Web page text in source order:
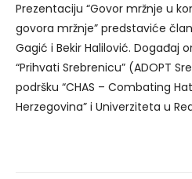
Prezentaciju “Govor mržnje u
govora mržnje” predstaviće
Gagić i Bekir Halilović. Događaj
“Prihvati Srebrenicu” (ADOPT
podršku “CHAS – Combating
Herzegovina” i Univerziteta u